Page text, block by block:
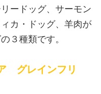
ードッグ、サーモン
カ・ドッグ、羊肉が
３種類です。
グレインフリ